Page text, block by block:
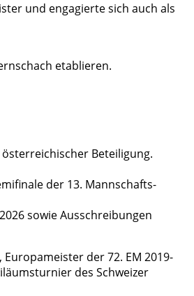
und engagierte sich auch als
etablieren.
Beteiligung.
der 13. Mannschafts-
sowie Ausschreibungen
der 72. EM 2019-
des Schweizer